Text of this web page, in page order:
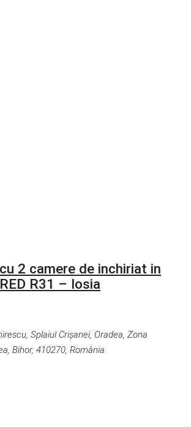
2 camere de inchiriat in
R31 – Iosia
Splaiul Crișanei, Oradea, Zona
Bihor, 410270, România